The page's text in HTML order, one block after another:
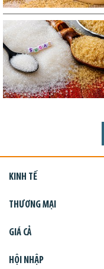
KINH TẾ
THƯƠNG MẠI
GIÁ CẢ
HỘI NHẬP